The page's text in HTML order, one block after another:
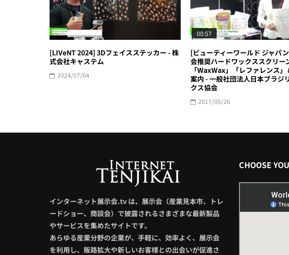
[LIVeNT 2024] 3Dフェイスステッカー - 株
式会社キャステム
2024/07/04
00:57
[ビューティーワールド ジャパ
会推奨ハードワックススクリー
「WaxWax」「レファレンス
案内 - 一般社団法人日本ブラジ
クス協会
2017/05/26
インターネット展示会.tv は、展示会（産業見本市、トレ
ードショー、商談会）で披露されるさまざまな最新製品
やサービスを集めたサイトです。
あらゆる産業分野の企業が、手軽に、効率よく、展示会
を利用し、販路拡大や新しいお客様との出会いが促進さ
CHOOSE